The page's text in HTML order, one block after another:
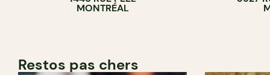
MONTRÉAL
Restos pas chers